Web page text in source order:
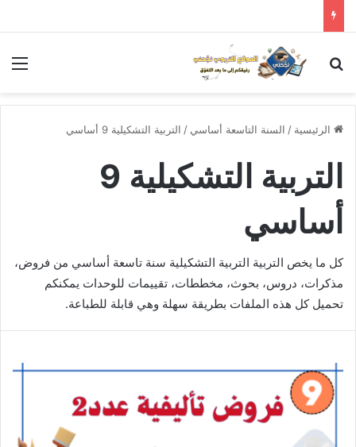
بحث عن
الرئيسية / السنة التاسعة أساسي / التربية التشكيلية 9 أساسي
التربية التشكيلية 9
أساسي
كل ما يخص التربية التربية التشكيلية سنة تاسعة أساسي من فروض،
مذكرات، دروس، بحوث، مخططات، تقييمات للوحدات يمكنكم
تحميل كل هذه الملفات بطريقة سهلة وهي قابلة للطباعة.